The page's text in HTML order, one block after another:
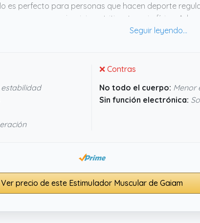
es perfecto para personas que hacen deporte
ya sea por ejercicio, artritis o terapia física.
recuperación y prevenir lesiones, así que puede ser
❌ Contras
No todo el cuerpo: Menor
Sin función electrónica:
Ver precio de este Estimulador Muscular de Gaiam